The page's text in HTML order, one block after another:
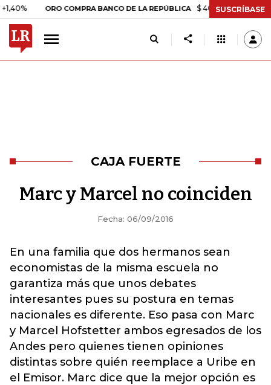
ORO COMPRA BANCO DE LA REPÚBLICA $ 408.498,97 +$ 8.753,81
SUSCRÍBASE
CAJA FUERTE
Marc y Marcel no coinciden
Fecha: 06/09/2016
En una familia que dos hermanos sean
economistas de la misma escuela no
garantiza más que unos debates
interesantes pues su postura en temas
nacionales es diferente. Eso pasa con Marc
y Marcel Hofstetter ambos egresados de los
Andes pero quienes tienen opiniones
distintas sobre quién reemplace a Uribe en
el Emisor. Marc dice que la mejor opción es